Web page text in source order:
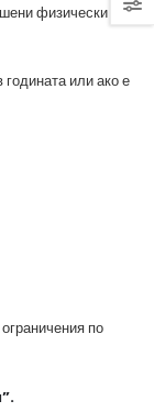
физически и
или ако е
по